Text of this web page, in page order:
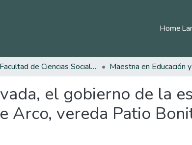
Home
Facultad de Ciencias Sociales y Humanas
el gobierno de la
Arco, vereda Patio